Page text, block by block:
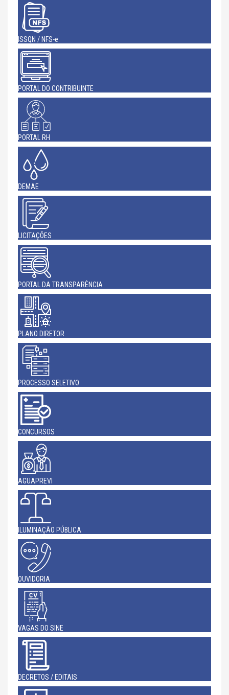
ISSQN / NFS-e
PORTAL DO CONTRIBUINTE
PORTAL RH
DEMAE
LICITAÇÕES
PORTAL DA TRANSPARÊNCIA
PLANO DIRETOR
PROCESSO SELETIVO
CONCURSOS
AGUAPREVI
ILUMINAÇÃO PÚBLICA
OUVIDORIA
VAGAS DO SINE
DECRETOS / EDITAIS